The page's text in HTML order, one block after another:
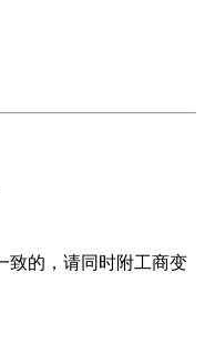
致的，请同时附工商变